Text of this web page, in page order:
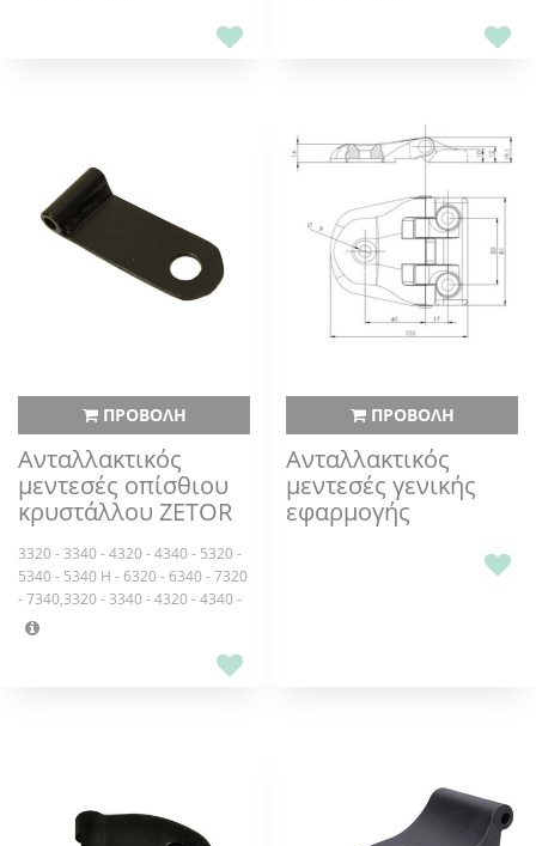
ΠΡΟΒΟΛΗ
Ανταλλακτικός
μεντεσές οπίσθιου
κρυστάλλου ZETOR
3320 - 3340 - 4320 - 4340 - 5320 -
5340 - 5340 H - 6320 - 6340 - 7320
- 7340,3320 - 3340 - 4320 - 4340 -
5320 - 5340 - 5340 H - 6320 - 6340
6245 - 7211 - 7245 - 7245 H - 7711
ΠΡΟΒΟΛΗ
Ανταλλακτικός
μεντεσές γενικής
εφαρμογής